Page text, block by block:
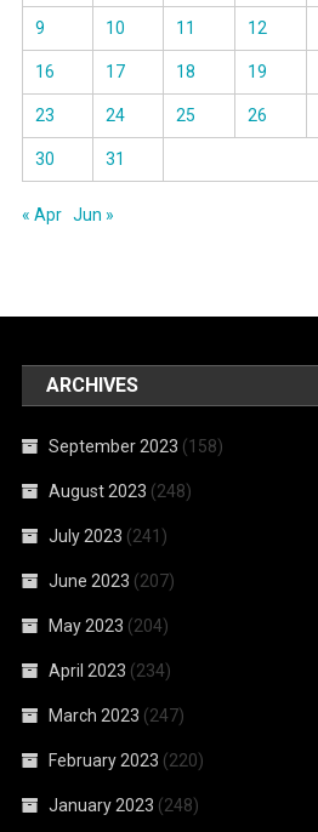
9 10 11 12
16 17 18 19
23 24 25 26
30 31
« Apr Jun »
ARCHIVES
September 2023 (158)
August 2023 (248)
July 2023 (241)
June 2023 (207)
May 2023 (204)
April 2023 (234)
March 2023 (247)
February 2023 (220)
January 2023 (248)